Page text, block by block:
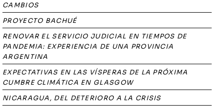
CAMBIOS
PROYECTO BACHUÉ
RENOVAR EL SERVICIO JUDICIAL EN TIEMPOS DE
PANDEMIA: EXPERIENCIA DE UNA PROVINCIA
ARGENTINA
EXPECTATIVAS EN LAS VÍSPERAS DE LA PRÓXIMA
CUMBRE CLIMÁTICA EN GLASGOW
NICARAGUA, DEL DETERIORO A LA CRISIS